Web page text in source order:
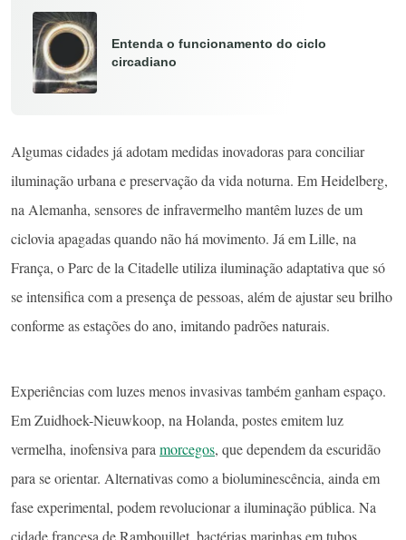
Entenda o funcionamento do ciclo
circadiano
Algumas cidades já adotam medidas inovadoras para conciliar
iluminação urbana e preservação da vida noturna. Em Heidelberg,
na Alemanha, sensores de infravermelho mantêm luzes de um
ciclovia apagadas quando não há movimento. Já em Lille, na
França, o Parc de la Citadelle utiliza iluminação adaptativa que só
se intensifica com a presença de pessoas, além de ajustar seu brilho
conforme as estações do ano, imitando padrões naturais.
Experiências com luzes menos invasivas também ganham espaço.
Em Zuidhoek-Nieuwkoop, na Holanda, postes emitem luz
vermelha, inofensiva para morcegos, que dependem da escuridão
para se orientar. Alternativas como a bioluminescência, ainda em
fase experimental, podem revolucionar a iluminação pública. Na
cidade francesa de Rambouillet, bactérias marinhas em tubos